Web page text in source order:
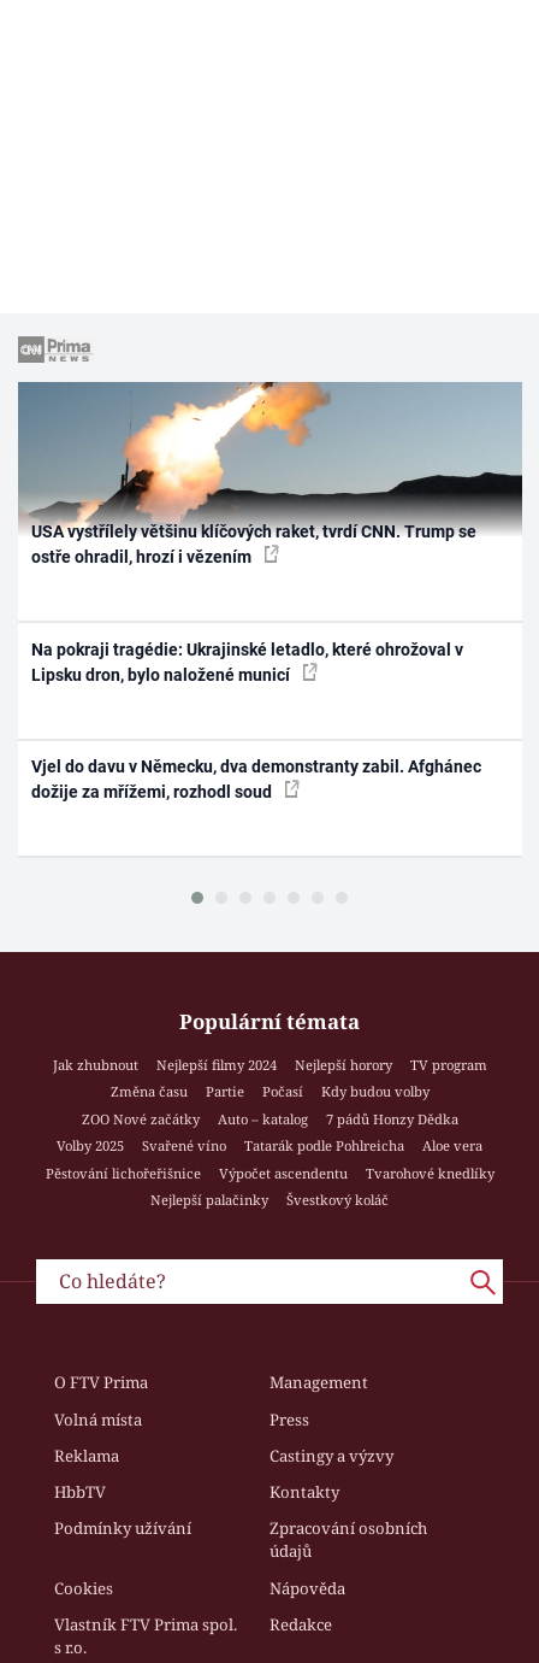
USA vystřílely většinu klíčových raket, tvrdí CNN. Trump se
ostře ohradil, hrozí i vězením
Na pokraji tragédie: Ukrajinské letadlo, které ohrožoval v
Lipsku dron, bylo naložené municí
Vjel do davu v Německu, dva demonstranty zabil. Afghánec
dožije za mřížemi, rozhodl soud
Populární témata
Jak zhubnout Nejlepší filmy 2024 Nejlepší horory
TV program
Změna času
Partie Počasí
Kdy budou volby
ZOO Nové začátky
Auto – katalog
7 pádů Honzy Dědka
Volby 2025
Svařené víno Tatarák podle Pohlreicha
Aloe vera
Pěstování lichořeřišnice
Výpočet ascendentu
Tvarohové knedlíky
Nejlepší palačinky
Švestkový koláč
O FTV Prima
Management
Volná místa
Press
Reklama
Castingy a výzvy
HbbTV
Kontakty
Podmínky užívání
Zpracování osobních
údajů
Cookies
Nápověda
Vlastník FTV Prima spol.
s r.o.
Redakce